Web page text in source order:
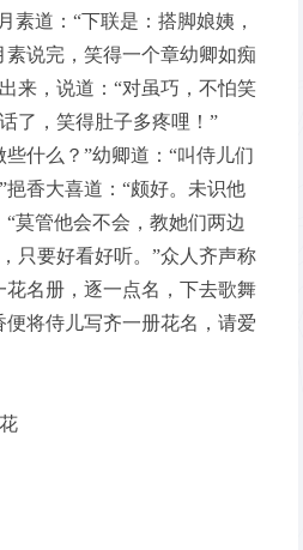
素道：“下联是：搭脚娘姨，
素说完，笑得一个章幼卿如痴
来，说道：“对虽巧，不怕笑
了，笑得肚子多疼哩！”
什么？”幼卿道：“叫侍儿们
香大喜道：“颇好。未识他
莫管他会不会，教她们两边
只要好看好听。”众人齐声称
花名册，逐一点名，下去歌舞
便将侍儿写齐一册花名，请爱